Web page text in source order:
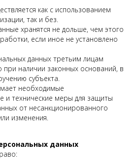
как с использованием
так и без.
хранятся не дольше, чем этого
если иное не установлено
данных третьим лицам
при наличии законных оснований, в
субъекта.
необходимые
и технические меры для защиты
от несанкционированного
изменения.
данных